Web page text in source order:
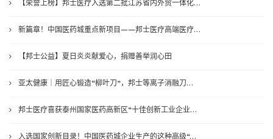
【荣誉上榜】邦士医疗入选第二批江苏省内外贸一体化…
新篇章！中国医药城重点新项目——邦士医疗高端医疗…
【邦士公益】夏日炎炎献爱心，捐赠善举润心田
亚太健康｜用匠心锻造“柳叶刀”，邦士等离子消融刀…
邦士医疗喜获泰州国家医药高新区“十佳创新工业企业…
入选国家创新目录！中国医药城企业生产的这种高级“…